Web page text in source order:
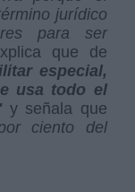
jurídico
para ser
que de
especial,
usa todo el
y señala que
ciento del